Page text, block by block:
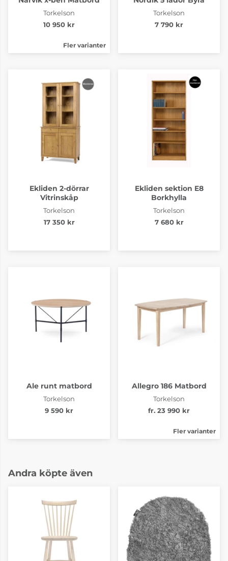
Torkelson
10 950 kr
Fler varianter
Torkelson
7 790 kr
Ekliden 2-dörrar
Vitrinskåp
Torkelson
17 350 kr
Ekliden sektion E8
Borkhylla
Torkelson
7 680 kr
Ale runt matbord
Torkelson
9 590 kr
Allegro 186 Matbord
Torkelson
fr. 23 990 kr
Fler varianter
Andra köpte även